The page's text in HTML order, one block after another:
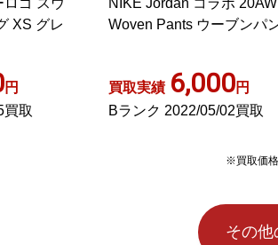
ゴ スウ
XS グレ
円
買取
NIKE Jordan コラボ 20AW
Woven Pants ウーブンパ
買取実績 6,000円
Bランク 2022/05/02買取
※買取価
その他